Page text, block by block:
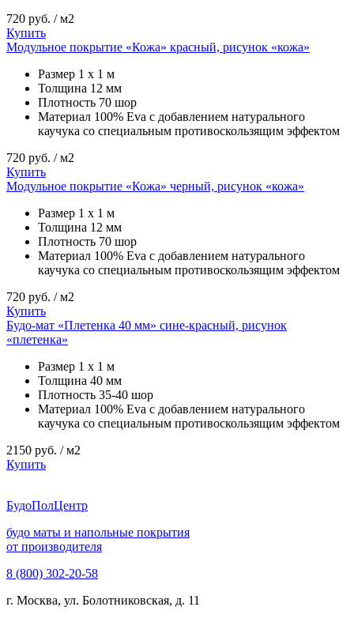
720 руб. / м2
Купить
Модульное покрытие «Кожа» красный, рисунок «кожа»
Размер 1 х 1 м
Толщина 12 мм
Плотность 70 шор
Материал 100% Eva с добавлением натурального
каучука со специальным противоскользящим эффектом
720 руб. / м2
Купить
Модульное покрытие «Кожа» черный, рисунок «кожа»
Размер 1 х 1 м
Толщина 12 мм
Плотность 70 шор
Материал 100% Eva с добавлением натурального
каучука со специальным противоскользящим эффектом
720 руб. / м2
Купить
Будо-мат «Плетенка 40 мм» сине-красный, рисунок
«плетенка»
Размер 1 х 1 м
Толщина 40 мм
Плотность 35-40 шор
Материал 100% Eva с добавлением натурального
каучука со специальным противоскользящим эффектом
2150 руб. / м2
Купить
БудоПолЦентр
будо маты и напольные покрытия
от производителя
8 (800) 302-20-58
г. Москва, ул. Болотниковская, д. 11